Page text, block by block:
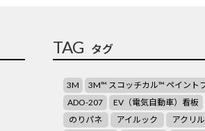
TAG タグ
3M 3M™ スコッチカル™ ペイント
ADO-207
EV（電気自動車）看板
のりパネ
アイルック アクリ